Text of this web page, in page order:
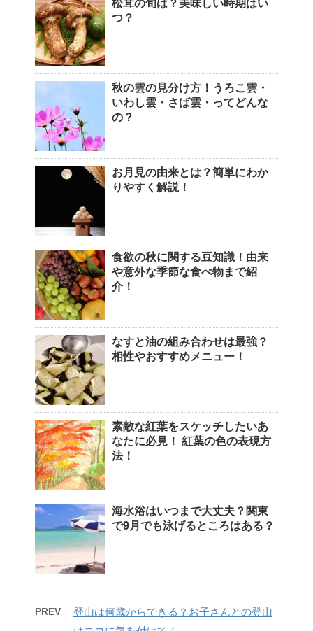
松茸の旬は？美味しい時期はい
つ？
秋の雲の見分け方！うろこ雲・
いわし雲・さば雲・ってどんな
の？
お月見の由来とは？簡単にわか
りやすく解説！
食欲の秋に関する豆知識！由来
や意外な季節な食べ物まで紹
介！
なすと油の組み合わせは最強？
相性やおすすめメニュー！
素敵な紅葉をスケッチしたいあ
なたに必見！ 紅葉の色の表現方
法！
海水浴はいつまで大丈夫？関東
で9月でも泳げるところはある？
PREV
登山は何歳からできる？お子さんとの登山